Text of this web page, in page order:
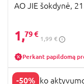
AO JIE šokdynė,
1,79 €
1,99 €
Perkant papildomą
-50%
BIG lauko